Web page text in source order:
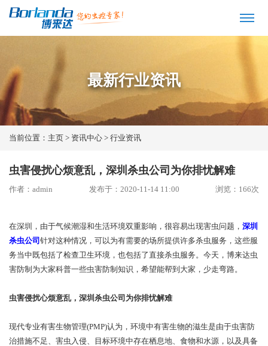
最新行业资讯
当前位置： 主页 > 资讯中心 > 行业资讯
虫害侵扰心烦意乱，深圳杀虫公司为你排忧解难
作者：admin 发布于：2020-11-14 11:00 浏览： 166次
在深圳，由于气候潮湿和生活环境双重影响，很容易出现害虫问题， 深圳
杀虫公司 针对这种情况，可以为有需要的场所提供许多杀虫服务，这些服
务当中既包括了检查卫生环境，也包括了直接杀虫服务。今天，博来达虫
害防制为大家科普一些虫害防制知识，希望能帮到大家，少走弯路。
虫害侵扰心烦意乱，深圳杀虫公司为你排忧解难
现代专业有害生物管理(PMP)认为，环境中有害生物的滋生是由于虫害防
治措施不足、害虫入侵、目标环境中存在栖息地、食物和水源，以及具备